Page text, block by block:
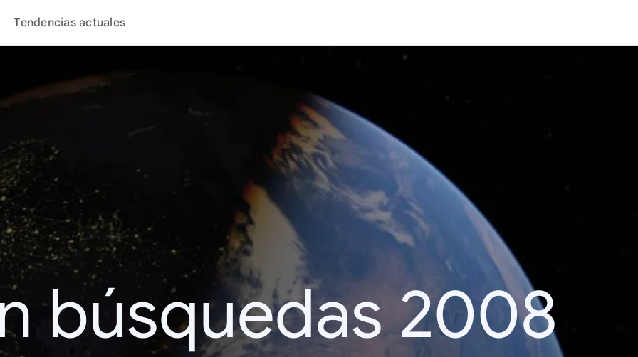
Tendencias actuales
búsquedas 2008